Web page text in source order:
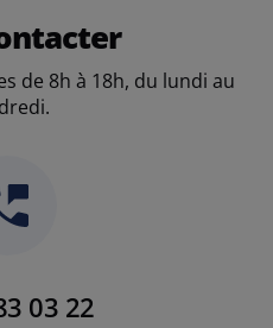
de 8h à 18h, du lundi au
03 22